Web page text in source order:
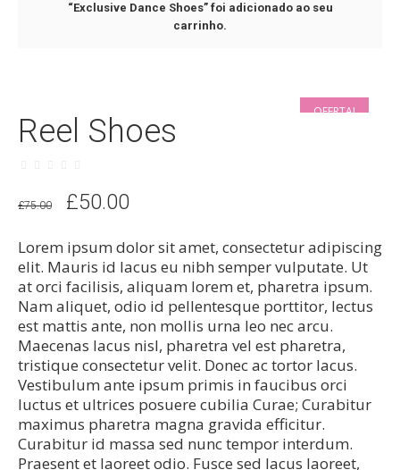
“Exclusive Dance Shoes” foi adicionado ao seu
carrinho.
OFERTA!
Reel Shoes
£75.00
O
original
era:
£75.00.
£50.00
atual
é:
£50.00.
Lorem ipsum dolor sit amet, consectetur adipiscing
elit. Mauris id lacus eu nibh semper vulputate. Ut
at orci facilisis, aliquam lorem et, pharetra ipsum.
Nam aliquet, odio id pellentesque porttitor, lectus
est mattis ante, non mollis urna leo nec arcu.
Maecenas lacus nisl, pharetra vel est pharetra,
tristique consectetur velit. Donec ac tortor lacus.
Vestibulum ante ipsum primis in faucibus orci
luctus et ultrices posuere cubilia Curae; Curabitur
maximus pharetra magna gravida efficitur.
Curabitur id massa sed nunc tempor interdum.
Praesent et laoreet odio. Fusce sed lacus laoreet,